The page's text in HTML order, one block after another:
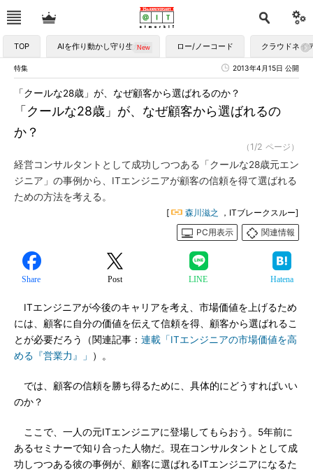
TOP AIを作り動かし守り生かす ロー/ノーコード クラウドネイ
特集 2013年4月15日 公開
「クールな28歳」が、なぜ顧客から選ばれるの
か？
「クールな28歳」が、なぜ顧客から選ばれるのか？
（1/2 ページ）
経営コンサルタントとして成功しつつある「クールな28歳元エン
ジニア」の事例から、ITエンジニアが顧客の信頼を得て選ばれる
ための方法を考える。
[ 森川滋之
，ITブレークスルー]
PC用表示
関連情報
Share Post LINE Hatena
ITエンジニアが今後のキャリアを考え、市場価値を上げるため
には、顧客に自分の価値を伝えて信頼を得、顧客から選ばれるこ
とが必要だろう（関連記事： 連載「ITエンジニアの市場価値を高
める『営業力』」
）。
では、顧客の信頼を勝ち得るために、具体的にどうすればいい
のか？
ここで、一人の元ITエンジニアに登場してもらおう。5年前に
あるセミナーで知り合った人物だ。現在コンサルタントとして成
功しつつある彼の事例が、顧客に選ばれるITエンジニアになるた